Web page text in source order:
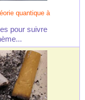
quantique à
pour suivre